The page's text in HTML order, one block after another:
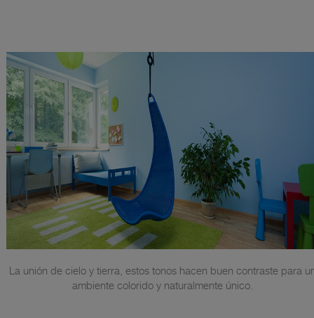
La unión de cielo y tierra, estos tonos hacen buen contraste para
ambiente colorido y naturalmente único.